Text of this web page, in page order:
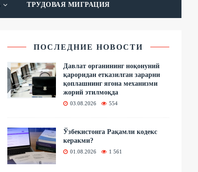
ТРУДОВАЯ МИГРАЦИЯ
ПОСЛЕДНИЕ НОВОСТИ
Давлат органининг ноқонуний
қароридан етказилган зарарни
қоплашнинг ягона механизми
жорий этилмоқда
03.08.2026 554
Ўзбекистонга Рақамли кодекс
керакми?
01.08.2026 1 561